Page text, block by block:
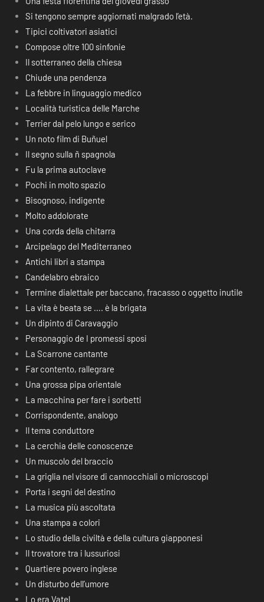
Si tengono sempre aggiornati malgrado l’età.
Tipici coltivatori asiatici
Compose oltre 100 sinfonie
Il sotterraneo della chiesa
Chiude una pendenza
La febbre in linguaggio medico
Località turistica delle Marche
Terrier dal pelo lungo e serico
Un noto film di Buñuel
Il segno sulla ñ spagnola
Fu la prima autoclave
Pochi in molto spazio
Bisognoso, indigente
Molto addolorate
Una corda della chitarra
Arcipelago del Mediterraneo
Antichi libri a stampa
Candelabro ebraico
Termine dialettale per baccano, fracasso o oggetto inutile
La vita è beata se …. è la brigata
Un dipinto di Caravaggio
Personaggio de I promessi sposi
La Scarrone cantante
Far contento, rallegrare
Una grossa pipa orientale
La macchina per fare i sorbetti
Corrispondente, analogo
Il tema conduttore
La cerchia delle conoscenze
Un muscolo del braccio
La griglia nel visore di cannocchiali o microscopi
Porta i segni del destino
La musica più ascoltata
Una stampa a colori
Lo studio della civiltà e della cultura giapponesi
Il trovatore tra i lussuriosi
Quartiere povero inglese
Un disturbo dell’umore
Lo era Vatel